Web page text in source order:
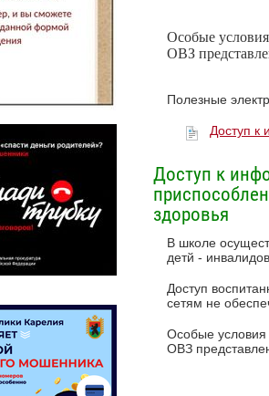
Особые
ОВЗ
Полезные
Доступ
Доступ к
здоровья
В школе
детй -
Доступ
сетям не
Особые
ОВЗ